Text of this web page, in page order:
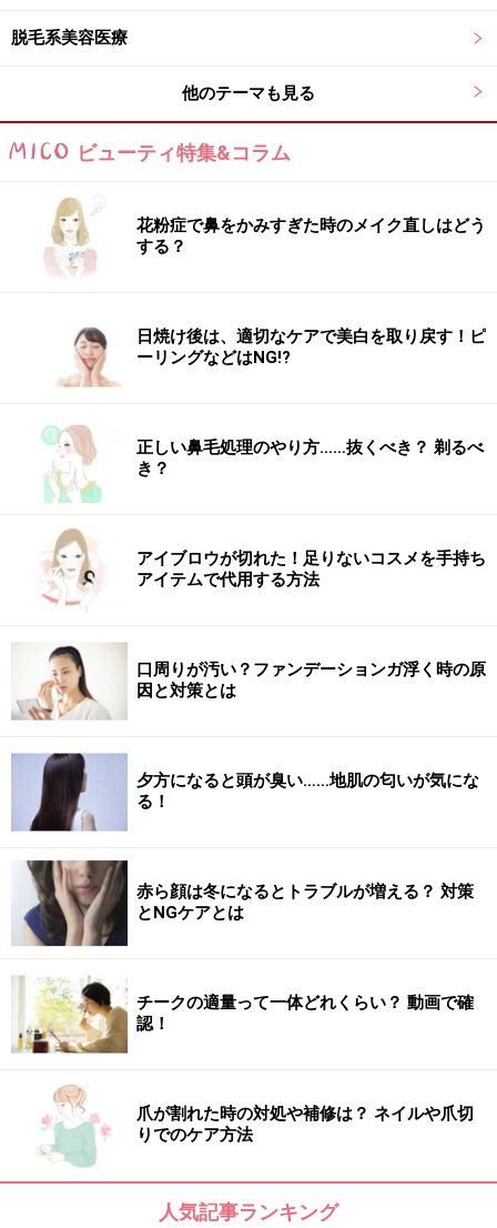
とってはかなり最近の話です。
「その後、徐々にアンダーヘアの処理をしている
女性の割合が増えていったのですが、Vゾーンの処理の
仕方は、その都度アンダーヘアの形
ンはツルツル、Vゾーンにだけ黒々とした長方形の毛が
残っているいわゆる“味付け海苔”のような形が殆どだっ
しています。最近では処理済み女性と手つかず女性の割
合が完全に逆転していますね」
VIOの処理の方法に何か変化はありましたか？
福山： 「昔は剃り後が青々としていたり、肌荒れしてい
るようないかにも“自己処理っぽい”女性が多かったんで
すが、最近はエステやクリニックでちゃんと処理を済ま
せた方が断然多いですね。
ただアンダーヘアの処理率には地域差があるようです。
地方の産科に勤めていた友人も、最近都内で開業したの
ですが『患者さんの処理率が高すぎる！』とショックを
受けていましたから(笑)」
ここ20年でデリケートゾーンのムダ毛は「手つかず」か
ら「お手入れ済み」が主流に。美容クリニックやエステ
でしっかり処理して理想の状態を手に入れる人が増えて
いるようです。
次ページではクリニックやエステサロンで行われている
【お話を伺った福山先生のクリニック】
■アヴェニューウィメンズクリニック DATA
所在地：東京都港区六本木7-14-7 六本木トリニティビル
4Ｆ
初診料：無料（保険診療は除く）
TEL：0120-766-649
https://www.aw-clinic.com/
脱毛系美容医療
他のテーマも見る
ビューティ特集&コラム
花粉症で鼻をかみすぎた時のメイク直しはどう
する？
日焼け後は、適切なケアで美白を取り戻す！ピ
ーリングなどはNG!?
正しい鼻毛処理のやり方……抜くべき？ 剃るべ
き？
アイブロウが切れた！足りないコスメを手持ち
アイテムで代用する方法
口周りが汚い？ファンデーションガ浮く時の原
因と対策とは
夕方になると頭が臭い……地肌の匂いが気にな
る！
赤ら顔は冬になるとトラブルが増える？ 対策
とNGケアとは
チークの適量って一体どれくらい？ 動画で確
認！
爪が割れた時の対処や補修は？ ネイルや爪切
りでのケア方法
人気記事ランキング